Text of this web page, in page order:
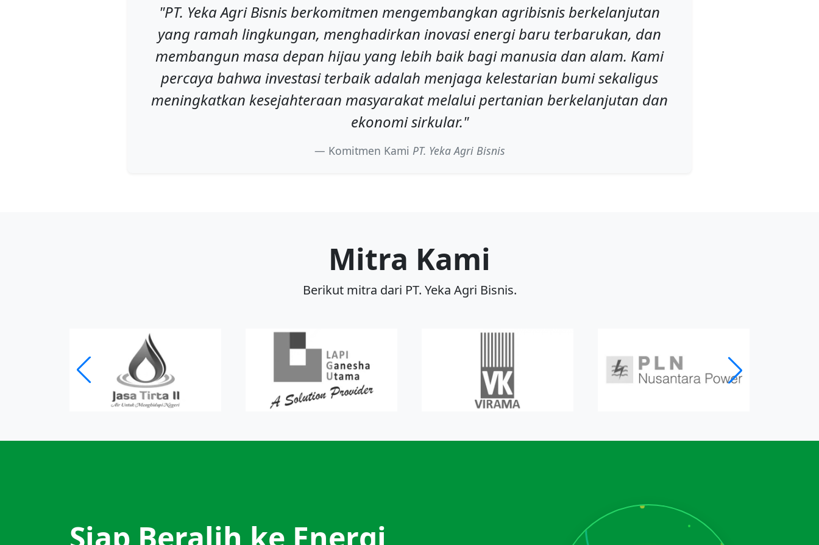
"PT. Yeka Agri Bisnis berkomitmen mengembangkan agribisnis berkelanjutan
yang ramah lingkungan, menghadirkan inovasi energi baru terbarukan, dan
membangun masa depan hijau yang lebih baik bagi manusia dan alam. Kami
percaya bahwa investasi terbaik adalah menjaga kelestarian bumi sekaligus
meningkatkan kesejahteraan masyarakat melalui pertanian berkelanjutan dan
ekonomi sirkular."
Komitmen Kami PT. Yeka Agri Bisnis
Mitra Kami
Berikut mitra dari PT. Yeka Agri Bisnis.